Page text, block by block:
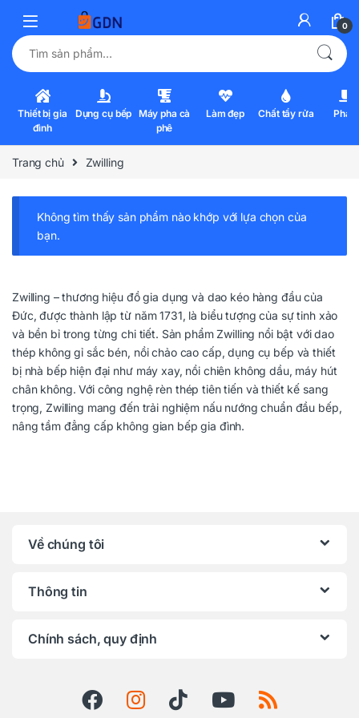
0
Tìm kiếm:
Thiết bị gia
đình
Dụng cụ bếp Máy pha cà
phê
Làm đẹp Chất tẩy rửa Pha
Trang chủ Zwilling
Không tìm thấy sản phẩm nào khớp với lựa chọn của
bạn.
Zwilling – thương hiệu đồ gia dụng và dao kéo hàng đầu của
Đức, được thành lập từ năm 1731, là biểu tượng của sự tinh xảo
và bền bỉ trong từng chi tiết. Sản phẩm Zwilling nổi bật với dao
thép không gỉ sắc bén, nồi chảo cao cấp, dụng cụ bếp và thiết
bị nhà bếp hiện đại như máy xay, nồi chiên không dầu, máy hút
chân không. Với công nghệ rèn thép tiên tiến và thiết kế sang
trọng, Zwilling mang đến trải nghiệm nấu nướng chuẩn đầu bếp,
nâng tầm đẳng cấp không gian bếp gia đình.
Về chúng tôi
Thông tin
Chính sách, quy định